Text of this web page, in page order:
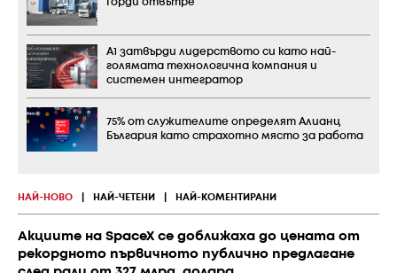
НАЙ-НОВО НАЙ-ЧЕТЕНИ НАЙ-КОМЕНТИРАНИ
Акциите на SpaceX се доближаха до цената от
рекордното първичното публично предлагане
А1 затвърди лидерството си като най-
голямата технологична компания и
системен интегратор
75% от служителите определят Алианц
България като страхотно място за работа